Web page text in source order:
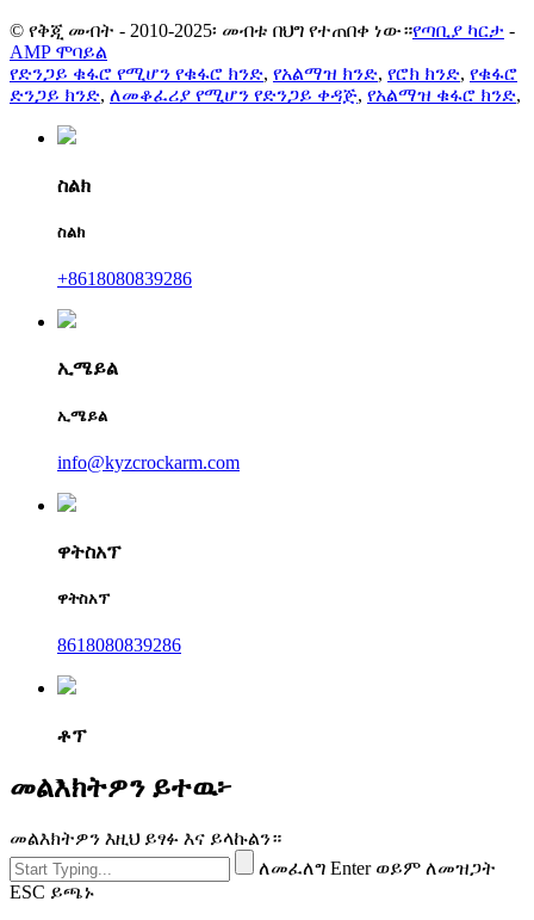
© የቅጂ መብት - 2010-2025፡ መብቱ በህግ የተጠበቀ ነው።የጣቢያ ካርታ -
AMP ሞባይል
የድንጋይ ቁፋሮ የሚሆን የቁፋሮ ክንድ, የአልማዝ ክንድ, የሮክ ክንድ, የቁፋሮ
ድንጋይ ክንድ, ለመቆፈሪያ የሚሆን የድንጋይ ቀዳጅ, የአልማዝ ቁፋሮ ክንድ,
ስልክ
ስልክ
+8618080839286
ኢሜይል
ኢሜይል
info@kyzcrockarm.com
ዋትስአፕ
ዋትስአፕ
8618080839286
ቶፕ
መልእክትዎን ይተዉ፦
መልእክትዎን እዚህ ይፃፉ እና ይላኩልን።
ለመፈለግ Enter ወይም ለመዝጋት
ESC ይጫኑ